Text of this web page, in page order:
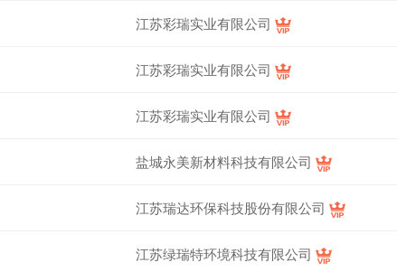
江苏彩瑞实业有限公司
江苏彩瑞实业有限公司
江苏彩瑞实业有限公司
盐城永美新材料科技有限公司
江苏瑞达环保科技股份有限公司
江苏绿瑞特环境科技有限公司